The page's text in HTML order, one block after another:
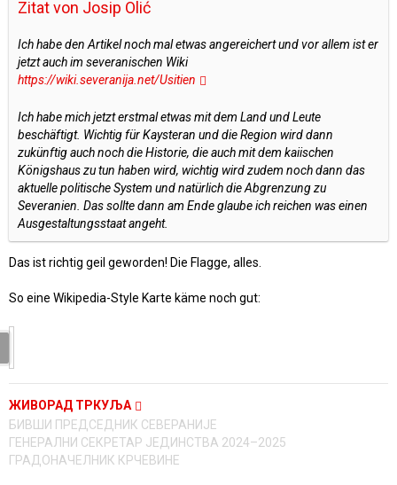
Zitat von Josip Olić
Ich habe den Artikel noch mal etwas angereichert und vor allem ist er
jetzt auch im severanischen Wiki
https://wiki.severanija.net/Usitien
Ich habe mich jetzt erstmal etwas mit dem Land und Leute
beschäftigt. Wichtig für Kaysteran und die Region wird dann
zukünftig auch noch die Historie, die auch mit dem kaiischen
Königshaus zu tun haben wird, wichtig wird zudem noch dann das
aktuelle politische System und natürlich die Abgrenzung zu
Severanien. Das sollte dann am Ende glaube ich reichen was einen
Ausgestaltungsstaat angeht.
Das ist richtig geil geworden! Die Flagge, alles.
So eine Wikipedia-Style Karte käme noch gut:
ЖИВОРАД ТРКУЉА
БИВШИ ПРЕДСЕДНИК СЕВЕРАНИЈЕ
ГЕНЕРАЛНИ СЕКРЕТАР ЈЕДИНСТВА 2024–2025
ГРАДОНАЧЕЛНИК КРЧЕВИНЕ